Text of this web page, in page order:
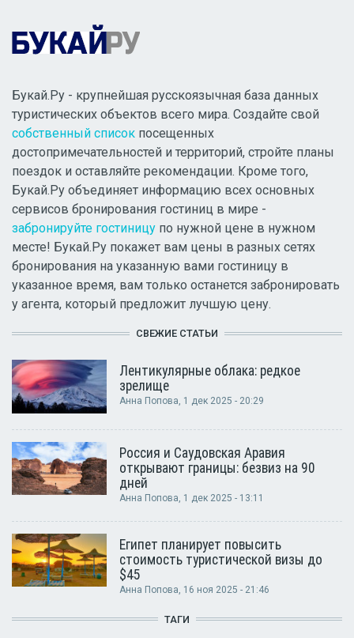
Букай.Ру - крупнейшая русскоязычная база данных
туристических объектов всего мира. Создайте свой
собственный список посещенных
достопримечательностей и территорий, стройте планы
поездок и оставляйте рекомендации. Кроме того,
Букай.Ру объединяет информацию всех основных
сервисов бронирования гостиниц в мире -
забронируйте гостиницу по нужной цене в нужном
месте! Букай.Ру покажет вам цены в разных сетях
бронирования на указанную вами гостиницу в
указанное время, вам только останется забронировать
у агента, который предложит лучшую цену.
СВЕЖИЕ СТАТЬИ
Лентикулярные облака: редкое
зрелище
Анна Попова, 1 дек 2025 - 20:29
Россия и Саудовская Аравия
открывают границы: безвиз на 90
дней
Анна Попова, 1 дек 2025 - 13:11
Египет планирует повысить
стоимость туристической визы до
$45
Анна Попова, 16 ноя 2025 - 21:46
ТАГИ